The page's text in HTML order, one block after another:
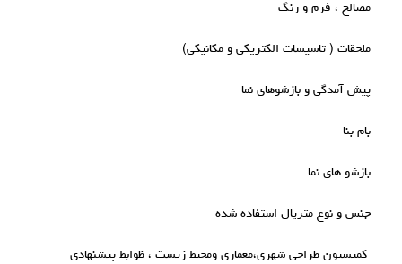
مصالح ، فرم و رنگ
ملحقات ( تاسیسات الکتریکی و مکانیکی)
پیش آمدگی و بازشوهای نما
بام بنا
بازشو های نما
جنس و نوع متریال استفاده شده
کمیسیون طراحی شهری،معماری ومحیط زیست ، ظوابط پیشنهادی